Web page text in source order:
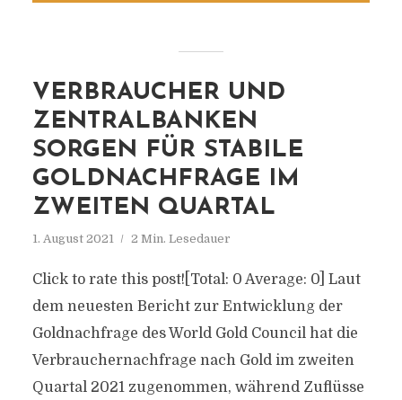
VERBRAUCHER UND
ZENTRALBANKEN
SORGEN FÜR STABILE
GOLDNACHFRAGE IM
ZWEITEN QUARTAL
1. August 2021 2 Min. Lesedauer
Click to rate this post![Total: 0 Average: 0] Laut
dem neuesten Bericht zur Entwicklung der
Goldnachfrage des World Gold Council hat die
Verbrauchernachfrage nach Gold im zweiten
Quartal 2021 zugenommen, während Zuflüsse